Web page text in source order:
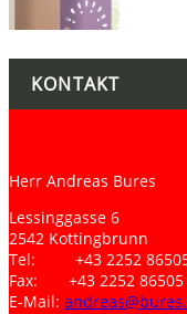
KONTAKT
Herr Andreas Bures
Lessinggasse 6
2542 Kottingbrunn
Tel: +43 2252
Fax: +43 2252 86505
E-Mail: